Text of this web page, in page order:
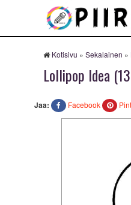
Kotisivu » Sekalainen »
Lollipop Idea
Jaa: Facebook